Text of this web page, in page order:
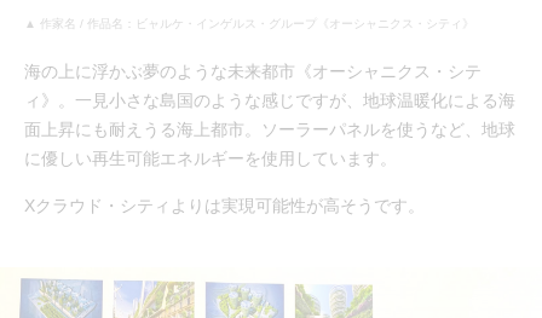
▲ 作家名 / 作品名：ビャルケ・インゲルス・グループ《オーシャニクス・シティ》
海の上に浮かぶ夢のような未来都市《オーシャニクス・シテ
ィ》。一見小さな島国のような感じですが、地球温暖化による海
面上昇にも耐えうる海上都市。ソーラーパネルを使うなど、地球
に優しい再生可能エネルギーを使用しています。
Xクラウド・シティよりは実現可能性が高そうです。